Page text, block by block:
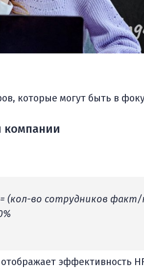
которые могут быть в
компании
(кол-во сотрудников факт/
эффективность